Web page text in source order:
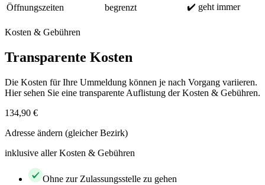
Öffnungszeiten begrenzt ✔️ geht immer
Kosten & Gebühren
Transparente Kosten
Die Kosten für Ihre Ummeldung können je nach Vorgang variieren.
Hier sehen Sie eine transparente Auflistung der Kosten & Gebühren.
134,90 €
Adresse ändern (gleicher Bezirk)
inklusive aller Kosten & Gebühren
Ohne zur Zulassungsstelle zu gehen